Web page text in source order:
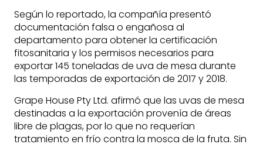
Según lo reportado, la compañía presentó
documentación falsa o engañosa al
departamento para obtener la certificación
fitosanitaria y los permisos necesarios para
exportar 145 toneladas de uva de mesa durante
las temporadas de exportación de 2017 y 2018.
Grape House Pty Ltd. afirmó que las uvas de mesa
destinadas a la exportación provenía de áreas
libre de plagas, por lo que no requerían
tratamiento en frío contra la mosca de la fruta. Sin